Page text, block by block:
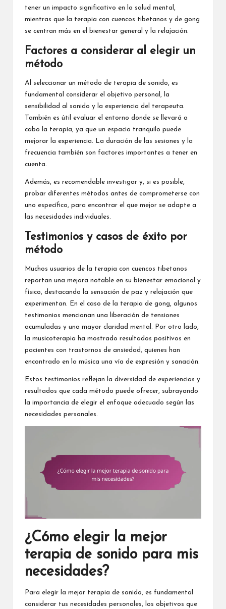
tener un impacto significativo en la salud mental,
mientras que la terapia con cuencos tibetanos y de gong
se centran más en el bienestar general y la relajación.
Factores a considerar al elegir un
método
Al seleccionar un método de terapia de sonido, es
fundamental considerar el objetivo personal, la
sensibilidad al sonido y la experiencia del terapeuta.
También es útil evaluar el entorno donde se llevará a
cabo la terapia, ya que un espacio tranquilo puede
mejorar la experiencia. La duración de las sesiones y la
frecuencia también son factores importantes a tener en
cuenta.
Además, es recomendable investigar y, si es posible,
probar diferentes métodos antes de comprometerse con
uno específico, para encontrar el que mejor se adapte a
las necesidades individuales.
Testimonios y casos de éxito por
método
Muchos usuarios de la terapia con cuencos tibetanos
reportan una mejora notable en su bienestar emocional y
físico, destacando la sensación de paz y relajación que
experimentan. En el caso de la terapia de gong, algunos
testimonios mencionan una liberación de tensiones
acumuladas y una mayor claridad mental. Por otro lado,
la musicoterapia ha mostrado resultados positivos en
pacientes con trastornos de ansiedad, quienes han
encontrado en la música una vía de expresión y sanación.
Estos testimonios reflejan la diversidad de experiencias y
resultados que cada método puede ofrecer, subrayando
la importancia de elegir el enfoque adecuado según las
necesidades personales.
¿Cómo elegir la mejor
terapia de sonido para mis
necesidades?
Para elegir la mejor terapia de sonido, es fundamental
considerar tus necesidades personales, los objetivos que